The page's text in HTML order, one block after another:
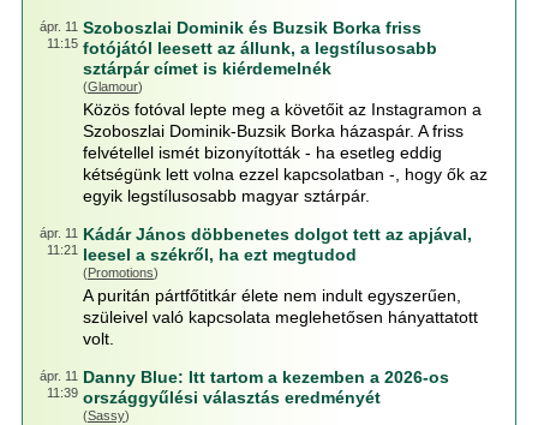
ápr. 11
11:15
Szoboszlai Dominik és Buzsik Borka friss
fotójától leesett az állunk, a legstílusosabb
sztárpár címet is kiérdemelnék
(Glamour)
Közös fotóval lepte meg a követőit az Instagramon a
Szoboszlai Dominik-Buzsik Borka házaspár. A friss
felvétellel ismét bizonyították - ha esetleg eddig
kétségünk lett volna ezzel kapcsolatban -, hogy ők az
egyik legstílusosabb magyar sztárpár.
ápr. 11
11:21
Kádár János döbbenetes dolgot tett az apjával,
leesel a székről, ha ezt megtudod
(Promotions)
A puritán pártfőtitkár élete nem indult egyszerűen,
szüleivel való kapcsolata meglehetősen hányattatott
volt.
ápr. 11
11:39
Danny Blue: Itt tartom a kezemben a 2026-os
országgyűlési választás eredményét
(Sassy)